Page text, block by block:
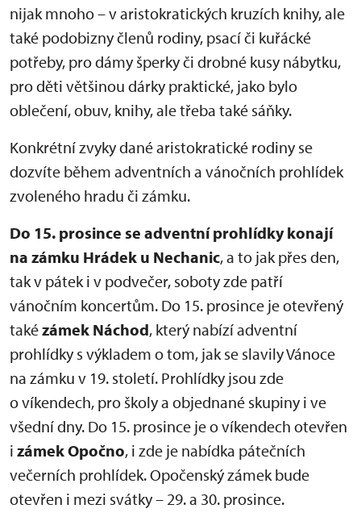
nijak mnoho – v aristokratických kruzích knihy, ale
také podobizny členů rodiny, psací či kuřácké
potřeby, pro dámy šperky či drobné kusy nábytku,
pro děti většinou dárky praktické, jako bylo
oblečení, obuv, knihy, ale třeba také sáňky.
Konkrétní zvyky dané aristokratické rodiny se
dozvíte během adventních a vánočních prohlídek
zvoleného hradu či zámku.
Do 15. prosince se adventní prohlídky konají
na zámku Hrádek u Nechanic, a to jak přes den,
tak v pátek i v podvečer, soboty zde patří
vánočním koncertům. Do 15. prosince je otevřený
takézámek Náchod, který nabízí adventní
prohlídky s výkladem o tom, jak se slavily Vánoce
na zámku v 19. století. Prohlídky jsou zde
o víkendech, pro školy a objednané skupiny i ve
všední dny. Do 15. prosince je o víkendech otevřen
i zámek Opočno, i zde je nabídka pátečních
večerních prohlídek. Opočenský zámek bude
otevřen i mezi svátky – 29. a 30. prosince.